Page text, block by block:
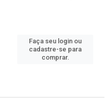
Faça seu login ou
cadastre-se para
comprar.